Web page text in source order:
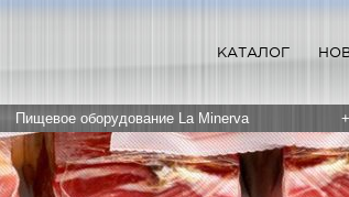
КАТАЛОГ
Пищевое оборудование La Minerva